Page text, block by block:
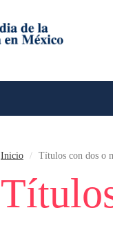
Inicio Títulos con dos o